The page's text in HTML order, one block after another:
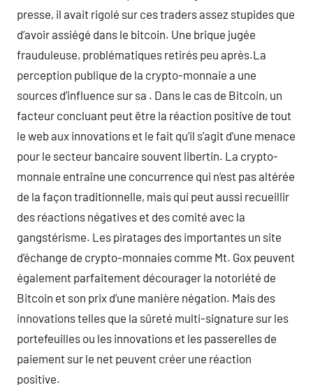
presse, il avait rigolé sur ces traders assez stupides que
d’avoir assiégé dans le bitcoin. Une brique jugée
frauduleuse, problématiques retirés peu après.La
perception publique de la crypto-monnaie a une
sources d’influence sur sa . Dans le cas de Bitcoin, un
facteur concluant peut être la réaction positive de tout
le web aux innovations et le fait qu’il s’agit d’une menace
pour le secteur bancaire souvent libertin. La crypto-
monnaie entraîne une concurrence qui n’est pas altérée
de la façon traditionnelle, mais qui peut aussi recueillir
des réactions négatives et des comité avec la
gangstérisme. Les piratages des importantes un site
d’échange de crypto-monnaies comme Mt. Gox peuvent
également parfaitement décourager la notoriété de
Bitcoin et son prix d’une manière négation. Mais des
innovations telles que la sûreté multi-signature sur les
portefeuilles ou les innovations et les passerelles de
paiement sur le net peuvent créer une réaction
positive.